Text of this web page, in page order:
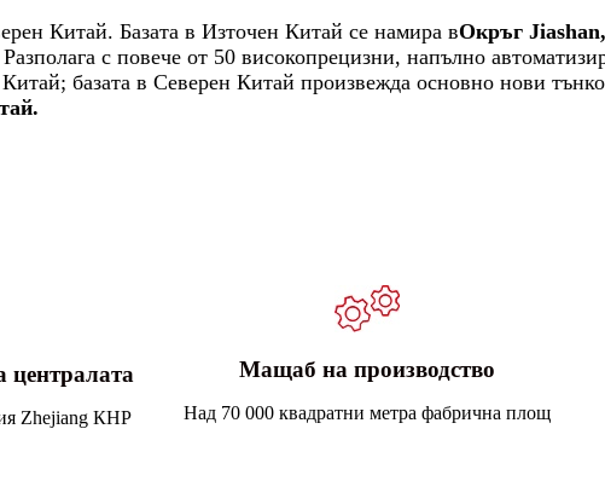
Китай. Базата в Източен Китай се намира вОкръг
с повече от 50 високопрецизни, напълно
базата в Северен Китай произвежда основно нови
централата
Zhejiang КНР
Мащаб на производство
Над 70 000 квадратни метра фабрична площ